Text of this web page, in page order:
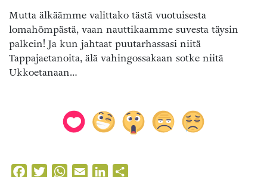
Mutta älkäämme valittako tästä vuotuisesta
lomahömpästä, vaan nauttikaamme suvesta täysin
palkein! Ja kun jahtaat puutarhassasi niitä
Tappajaetanoita, älä vahingossakaan sotke niitä
Ukkoetanaan…
FacebookTwitterWhatsApp
Email LinkedIn